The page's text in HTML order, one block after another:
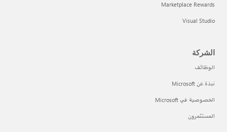
Marketplace Rewards
Visual Studio
الشركة
الوظائف
نبذة عن Microsoft
الخصوصية في Microsoft
المستثمرون